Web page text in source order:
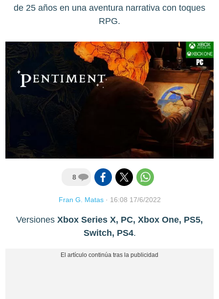
de 25 años en una aventura narrativa con toques
RPG.
8
Fran G. Matas· 16:08 17/6/2022
Versiones Xbox Series X, PC, Xbox One, PS5,
Switch, PS4.